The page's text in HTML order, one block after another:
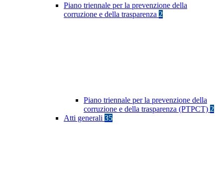
Piano triennale per la prevenzione della
corruzione e della trasparenza 2
Piano triennale per la prevenzione della
corruzione e della trasparenza (PTPCT) 2
Atti generali 35